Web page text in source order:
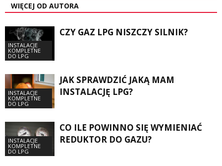
WIĘCEJ OD AUTORA
INSTALACJE
KOMPLETNE
DO LPG
CZY GAZ LPG NISZCZY SILNIK?
INSTALACJE
KOMPLETNE
DO LPG
JAK SPRAWDZIĆ JAKĄ MAM
INSTALACJĘ LPG?
INSTALACJE
KOMPLETNE
DO LPG
CO ILE POWINNO SIĘ WYMIENIAĆ
REDUKTOR DO GAZU?